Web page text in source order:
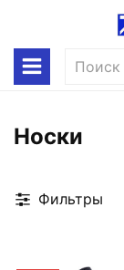
Носки
Фильтры